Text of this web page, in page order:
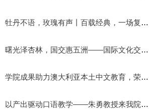
牡丹不语，玫瑰有声丨百载经典，一场复旦青春相逢
曙光泽杏林，国交惠五洲——国际文化交流学院中医健康咨询活动顺利...
学院成果助力澳大利亚本土中文教育，荣获世界数字教育创新十大案...
以产出驱动口语教学——朱勇教授来我院作学术讲座